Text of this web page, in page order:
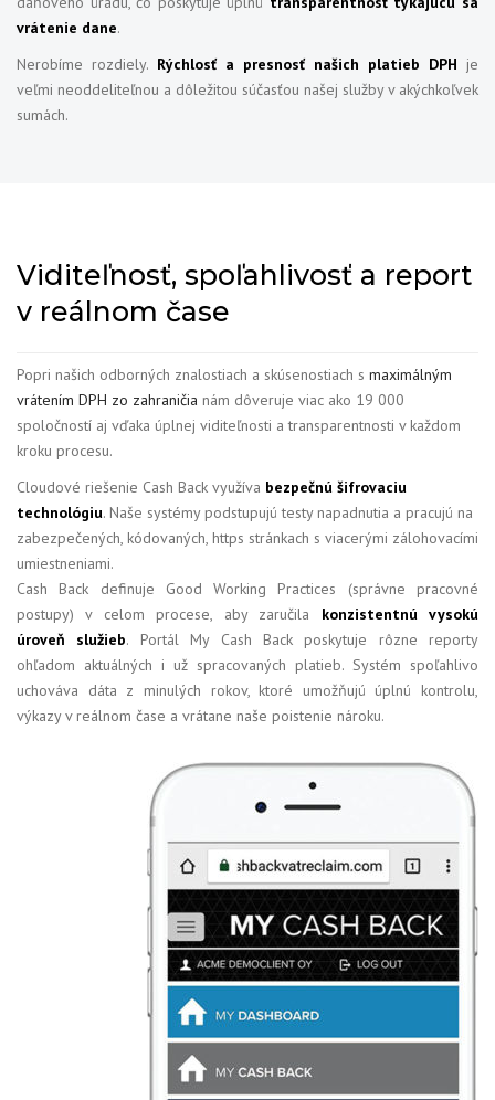
vrátenie dane.
Nerobíme rozdiely. Rýchlosť a presnosť našich platieb DPH je
veľmi neoddeliteľnou a dôležitou súčasťou našej služby v akýchkoľvek
sumách.
Viditeľnosť, spoľahlivosť a report
v reálnom čase
Popri našich odborných znalostiach a skúsenostiach s maximálným
vrátením DPH zo zahraničia nám dôveruje viac ako 19 000
spoločností aj vďaka úplnej viditeľnosti a transparentnosti v každom
kroku procesu.
Cloudové riešenie Cash Back využíva bezpečnú šifrovaciu
technológiu. Naše systémy podstupujú testy napadnutia a pracujú na
zabezpečených, kódovaných, https stránkach s viacerými zálohovacími
umiestneniami.
Cash Back definuje Good Working Practices (správne pracovné
postupy) v celom procese, aby zaručila konzistentnú vysokú
úroveň služieb. Portál My Cash Back poskytuje rôzne reporty
ohľadom aktuálných i už spracovaných platieb. Systém spoľahlivo
uchováva dáta z minulých rokov, ktoré umožňujú úplnú kontrolu,
výkazy v reálnom čase a vrátane naše poistenie nároku.